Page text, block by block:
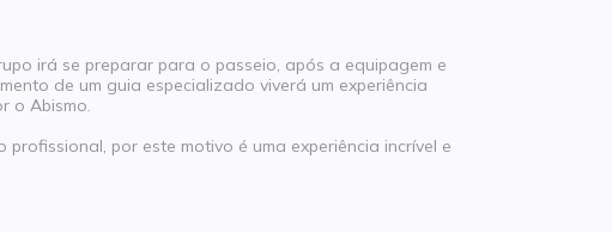
irá se preparar para o passeio, após a equipagem e
de um guia especializado viverá um experiência
o Abismo.
por este motivo é uma experiência incrível e